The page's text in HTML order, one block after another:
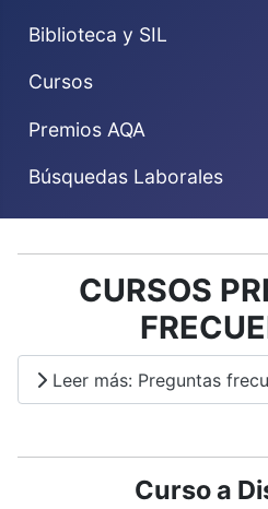
Biblioteca y SIL
Cursos
Premios AQA
Búsquedas Laborales
CURSOS
Leer más: Preguntas
Curso a